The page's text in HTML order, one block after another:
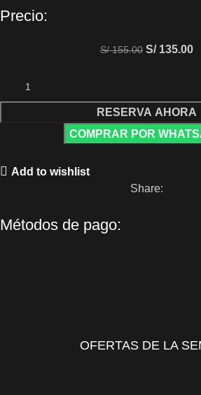
Precio:
S/155.00 S/135.00
RESERVA AHORA
COMPRAR POR
Add to wishlist
Share:
Métodos de pago:
OFERTAS DE LA